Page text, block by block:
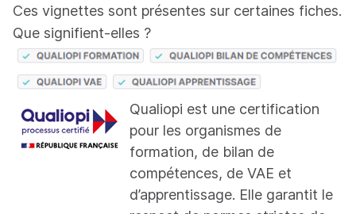
Ces vignettes sont présentes sur certaines fiches.
Que signifient-elles ?
Qualiopi est une certification
pour les organismes de
formation, de bilan de
compétences, de VAE et
d’apprentissage. Elle garantit le